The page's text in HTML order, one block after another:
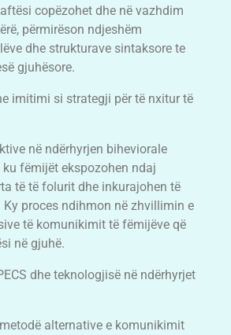
copëzohet dhe në vazhdim
përmirëson ndjeshëm
dhe strukturave sintaksore te
gjuhësore.
imitimi si strategji për të nxitur të
në ndërhyrjen biheviorale
fëmijët ekspozohen ndaj
të të folurit dhe inkurajohen të
proces ndihmon në zhvillimin e
të komunikimit të fëmijëve që
në gjuhë.
dhe teknologjisë në ndërhyrjet
alternative e komunikimit